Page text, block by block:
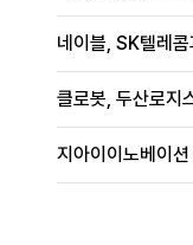
네이블, SK텔레
클로봇, 두산로지
지아이이노베이